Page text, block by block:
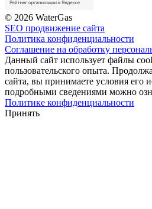
© 2026 WaterGas
SEO продвижение сайта
Политика конфиденциальности
Соглашение на обработку
Данный сайт использует файлы
пользовательского опыта.
сайта, вы принимаете условия его
подробными сведениями можно
Политике конфиденциальности
Принять